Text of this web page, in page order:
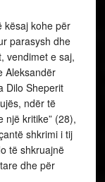
kësaj kohe për
parasysh dhe
vendimet e saj,
Aleksandër
Dilo Sheperit
ndër të
një kritike” (28),
shkrimi i tij
të shkruajnë
dhe për